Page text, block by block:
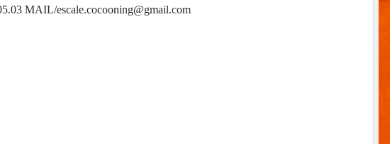
MAIL/escale.cocooning@gmail.com